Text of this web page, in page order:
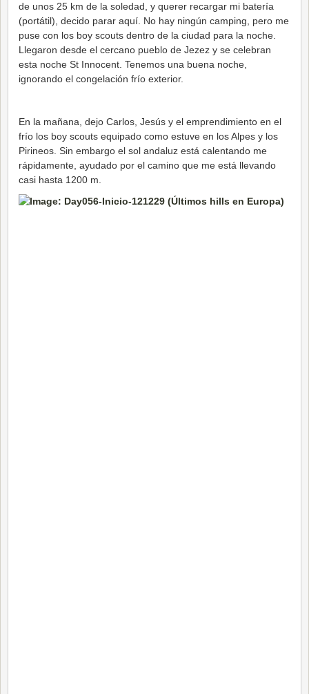
de unos 25 km de la soledad, y querer recargar mi batería
(portátil), decido parar aquí. No hay ningún camping, pero me
puse con los boy scouts dentro de la ciudad para la noche.
Llegaron desde el cercano pueblo de Jezez y se celebran
esta noche St Innocent. Tenemos una buena noche,
ignorando el congelación frío exterior.
En la mañana, dejo Carlos, Jesús y el emprendimiento en el
frío los boy scouts equipado como estuve en los Alpes y los
Pirineos. Sin embargo el sol andaluz está calentando me
rápidamente, ayudado por el camino que me está llevando
casi hasta 1200 m.